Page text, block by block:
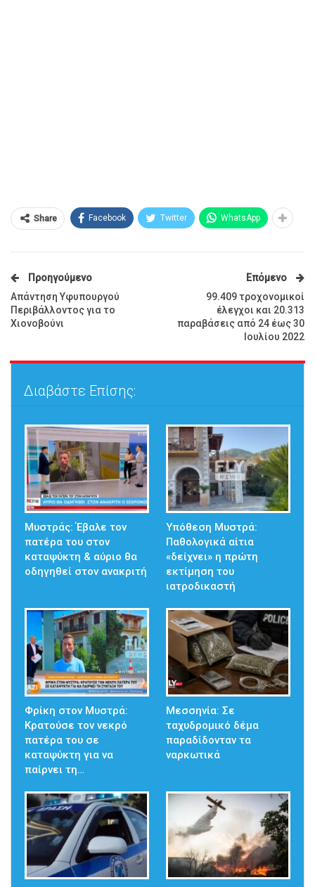
Share Facebook Twitter WhatsApp
Προηγούμενο
Απάντηση Υφυπουργού
Περιβάλλοντος για το
Χιονοβούνι
Επόμενο
99.409 τροχονομικοί
έλεγχοι και 20.313
παραβάσεις από 24 έως 30
Ιουλίου 2022
Διαβάστε Επίσης:
Μυστράς: Έβαλε τον
πατέρα του στον
καταψύκτη & αύριο θα
οδηγηθεί στον ανακριτή
Υπόθεση Μυστρά:
Παθολογικά αίτια
«δείχνει» η πρώτη
εκτίμηση του
ιατροδικαστή
Φρίκη στον Μυστρά:
Κρατούσε τον νεκρό
πατέρα του σε
καταψύκτη για να
παίρνει τη…
Μεσσηνία: Σε
ταχυδρομικό δέμα
παραδίδονταν τα
ναρκωτικά